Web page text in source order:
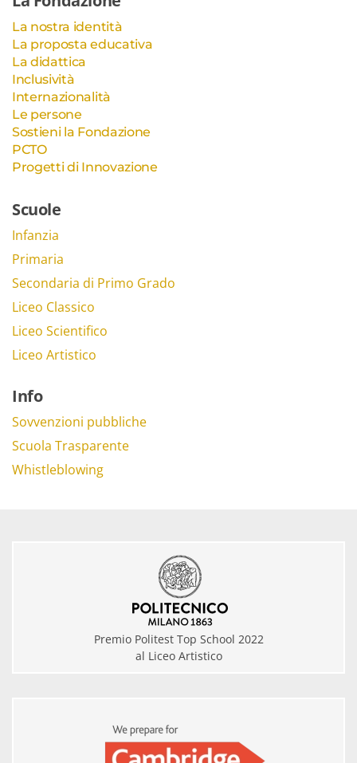
La nostra identità
La proposta educativa
La didattica
Inclusività
Internazionalità
Le persone
Sostieni la Fondazione
PCTO
Progetti di Innovazione
Scuole
Infanzia
Primaria
Secondaria di Primo Grado
Liceo Classico
Liceo Scientifico
Liceo Artistico
Info
Sovvenzioni pubbliche
Scuola Trasparente
Whistleblowing
Premio Politest Top School 2022
al Liceo Artistico